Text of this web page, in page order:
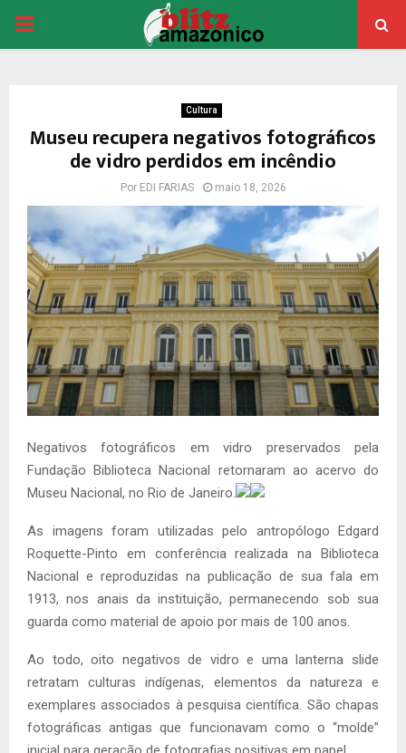
PRIMARY
Cultura
Museu recupera negativos fotográficos
de vidro perdidos em incêndio
Por EDI FARIAS maio 18, 2026
Negativos fotográficos em vidro preservados pela
Fundação Biblioteca Nacional retornaram ao acervo do
Museu Nacional, no Rio de Janeiro.
As imagens foram utilizadas pelo antropólogo Edgard
Roquette-Pinto em conferência realizada na Biblioteca
Nacional e reproduzidas na publicação de sua fala em
1913, nos anais da instituição, permanecendo sob sua
guarda como material de apoio por mais de 100 anos.
Ao todo, oito negativos de vidro e uma lanterna slide
retratam culturas indígenas, elementos da natureza e
exemplares associados à pesquisa científica. São chapas
fotográficas antigas que funcionavam como o “molde”